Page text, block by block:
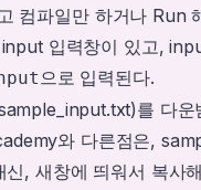
컴파일만 하거나 Run
입력창이 있고,
으로 입력된다.
를 다운
와 다른점은,
신, 새창에 띄워서 복사